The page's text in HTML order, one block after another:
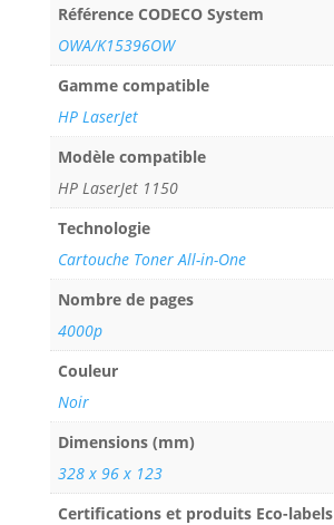
Référence CODECO System
OWA/K15396OW
Gamme compatible
HP LaserJet
Modèle compatible
HP LaserJet 1150
Technologie
Cartouche Toner All-in-One
Nombre de pages
4000p
Couleur
Noir
Dimensions (mm)
328 x 96 x 123
Certifications et produits Eco-labels